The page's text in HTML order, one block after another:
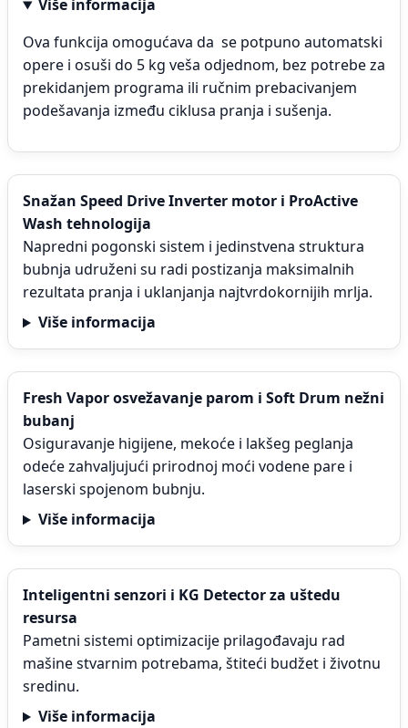
Više informacija
Ova funkcija omogućava da se potpuno automatski
opere i osuši do 5 kg veša odjednom, bez potrebe za
prekidanjem programa ili ručnim prebacivanjem
podešavanja između ciklusa pranja i sušenja.
Snažan Speed Drive Inverter motor i ProActive
Wash tehnologija
Napredni pogonski sistem i jedinstvena struktura
bubnja udruženi su radi postizanja maksimalnih
rezultata pranja i uklanjanja najtvrdokornijih mrlja.
Više informacija
Fresh Vapor osvežavanje parom i Soft Drum nežni
bubanj
Osiguravanje higijene, mekoće i lakšeg peglanja
odeće zahvaljujući prirodnoj moći vodene pare i
laserski spojenom bubnju.
Više informacija
Inteligentni senzori i KG Detector za uštedu
resursa
Pametni sistemi optimizacije prilagođavaju rad
mašine stvarnim potrebama, štiteći budžet i životnu
sredinu.
Više informacija